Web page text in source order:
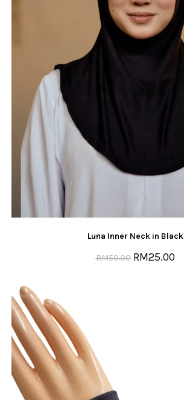
Luna Inner Neck in Black
RM50.00 RM25.00